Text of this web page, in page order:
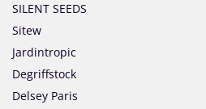
SILENT SEEDS
Sitew
Jardintropic
Degriffstock
Delsey Paris